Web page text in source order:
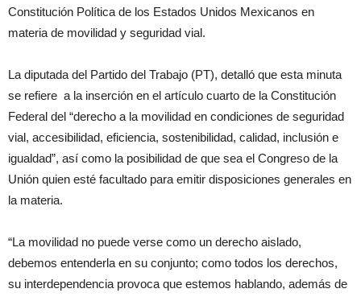
Constitución Política de los Estados Unidos Mexicanos en
materia de movilidad y seguridad vial.
La diputada del Partido del Trabajo (PT), detalló que esta minuta
se refiere a la inserción en el artículo cuarto de la Constitución
Federal del “derecho a la movilidad en condiciones de seguridad
vial, accesibilidad, eficiencia, sostenibilidad, calidad, inclusión e
igualdad”, así como la posibilidad de que sea el Congreso de la
Unión quien esté facultado para emitir disposiciones generales en
la materia.
“La movilidad no puede verse como un derecho aislado,
debemos entenderla en su conjunto; como todos los derechos,
su interdependencia provoca que estemos hablando, además de